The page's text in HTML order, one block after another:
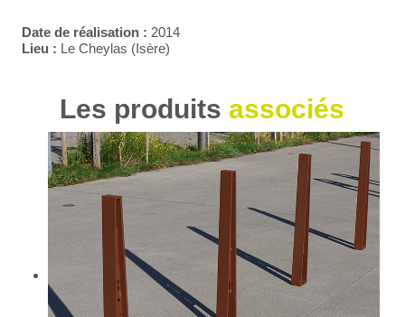
Date de réalisation : 2014
Lieu : Le Cheylas (Isère)
Les produits associés